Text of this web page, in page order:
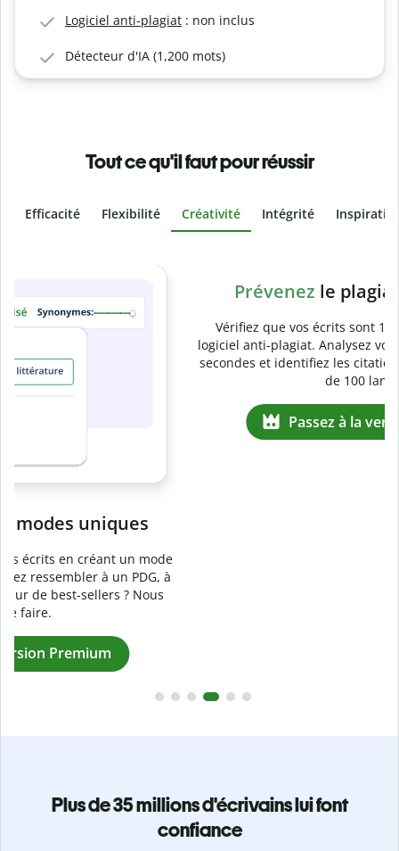
Logiciel anti-plagiat : non inclus
Détecteur d'IA (1,200 mots)
Tout ce qu'il faut pour réussir
Efficacité Flexibilité Créativité Intégrité
Prévenezle plagiat involontaire
Vérifiez que vos écrits sont 100 % les vôtres grâce au
logiciel anti-plagiat. Analysez votre document en quelques
secondes et identifiez les citations manquantes dans plus
Passez à la version Premium
Plus de 35 millions d'écrivains lui font
confiance